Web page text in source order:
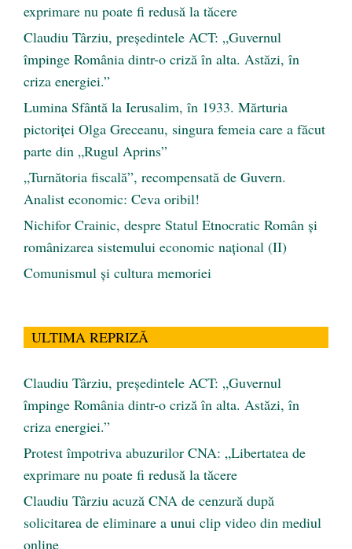
exprimare nu poate fi redusă la tăcere
Claudiu Târziu, președintele ACT: „Guvernul
împinge România dintr-o criză în alta. Astăzi, în
criza energiei.”
Lumina Sfântă la Ierusalim, în 1933. Mărturia
pictoriței Olga Greceanu, singura femeia care a făcut
parte din „Rugul Aprins”
„Turnătoria fiscală”, recompensată de Guvern.
Analist economic: Ceva oribil!
Nichifor Crainic, despre Statul Etnocratic Român şi
românizarea sistemului economic naţional (II)
Comunismul şi cultura memoriei
ULTIMA REPRIZĂ
Claudiu Târziu, președintele ACT: „Guvernul
împinge România dintr-o criză în alta. Astăzi, în
criza energiei.”
Protest împotriva abuzurilor CNA: „Libertatea de
exprimare nu poate fi redusă la tăcere
Claudiu Târziu acuză CNA de cenzură după
solicitarea de eliminare a unui clip video din mediul
online